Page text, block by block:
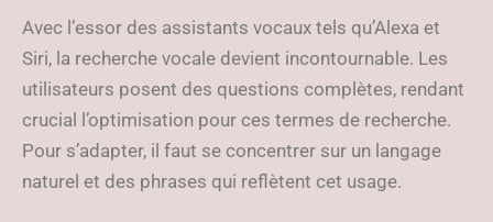
Avec l’essor des assistants vocaux tels qu’Alexa et
Siri, la recherche vocale devient incontournable. Les
utilisateurs posent des questions complètes, rendant
crucial l’optimisation pour ces termes de recherche.
Pour s’adapter, il faut se concentrer sur un langage
naturel et des phrases qui reflètent cet usage.